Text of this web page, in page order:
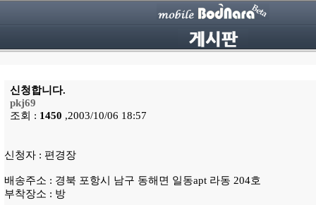
신청합니다.
pkj69
조회 : 1450 ,2003/10/06 18:57
신청자 : 편경장
배송주소 : 경북 포항시 남구 동해면 일동apt 라동 204호
부착장소 : 방